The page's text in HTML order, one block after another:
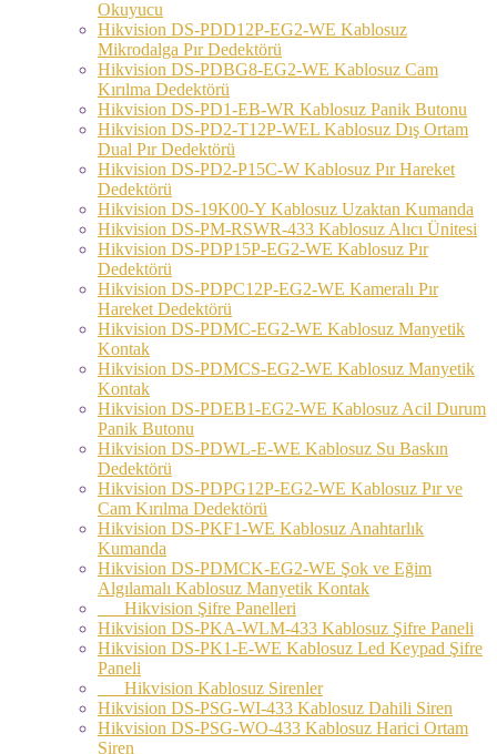
Okuyucu
Hikvision DS-PDD12P-EG2-WE Kablosuz
Mikrodalga Pır Dedektörü
Hikvision DS-PDBG8-EG2-WE Kablosuz Cam
Kırılma Dedektörü
Hikvision DS-PD1-EB-WR Kablosuz Panik Butonu
Hikvision DS-PD2-T12P-WEL Kablosuz Dış Ortam
Dual Pır Dedektörü
Hikvision DS-PD2-P15C-W Kablosuz Pır Hareket
Dedektörü
Hikvision DS-19K00-Y Kablosuz Uzaktan Kumanda
Hikvision DS-PM-RSWR-433 Kablosuz Alıcı Ünitesi
Hikvision DS-PDP15P-EG2-WE Kablosuz Pır
Dedektörü
Hikvision DS-PDPC12P-EG2-WE Kameralı Pır
Hareket Dedektörü
Hikvision DS-PDMC-EG2-WE Kablosuz Manyetik
Kontak
Hikvision DS-PDMCS-EG2-WE Kablosuz Manyetik
Kontak
Hikvision DS-PDEB1-EG2-WE Kablosuz Acil Durum
Panik Butonu
Hikvision DS-PDWL-E-WE Kablosuz Su Baskın
Dedektörü
Hikvision DS-PDPG12P-EG2-WE Kablosuz Pır ve
Cam Kırılma Dedektörü
Hikvision DS-PKF1-WE Kablosuz Anahtarlık
Kumanda
Hikvision DS-PDMCK-EG2-WE Şok ve Eğim
Algılamalı Kablosuz Manyetik Kontak
Hikvision Şifre Panelleri
Hikvision DS-PKA-WLM-433 Kablosuz Şifre Paneli
Hikvision DS-PK1-E-WE Kablosuz Led Keypad Şifre
Paneli
Hikvision Kablosuz Sirenler
Hikvision DS-PSG-WI-433 Kablosuz Dahili Siren
Hikvision DS-PSG-WO-433 Kablosuz Harici Ortam
Siren